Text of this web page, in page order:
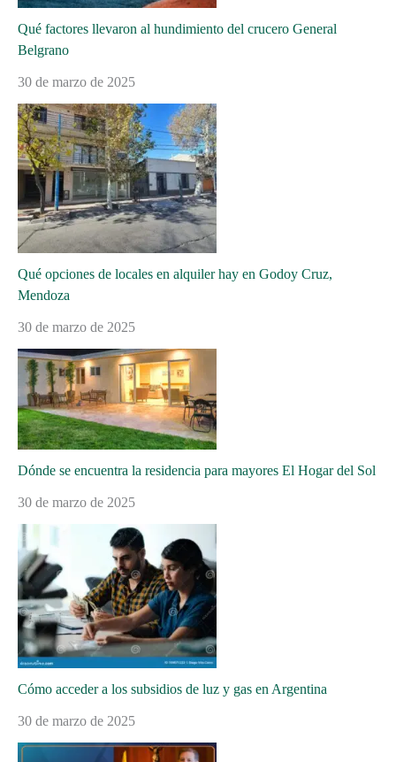
Qué factores llevaron al hundimiento del crucero General
Belgrano
30 de marzo de 2025
Qué opciones de locales en alquiler hay en Godoy Cruz,
Mendoza
30 de marzo de 2025
Dónde se encuentra la residencia para mayores El Hogar del Sol
30 de marzo de 2025
Cómo acceder a los subsidios de luz y gas en Argentina
30 de marzo de 2025